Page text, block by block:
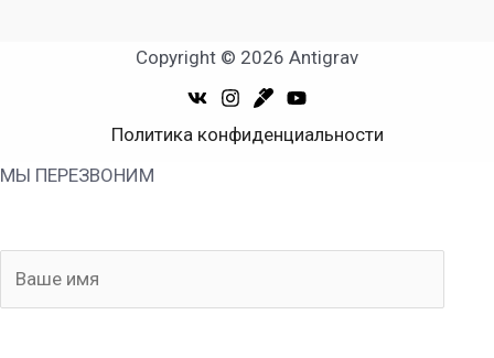
Copyright © 2026 Antigrav
Политика конфиденциальности
МЫ ПЕРЕЗВОНИМ